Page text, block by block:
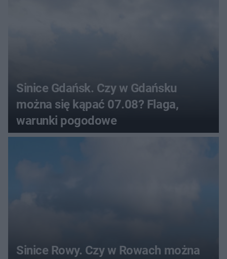
Sinice Gdańsk. Czy w Gdańsku
można się kąpać 07.08? Flaga,
warunki pogodowe
Sinice Rowy. Czy w Rowach można